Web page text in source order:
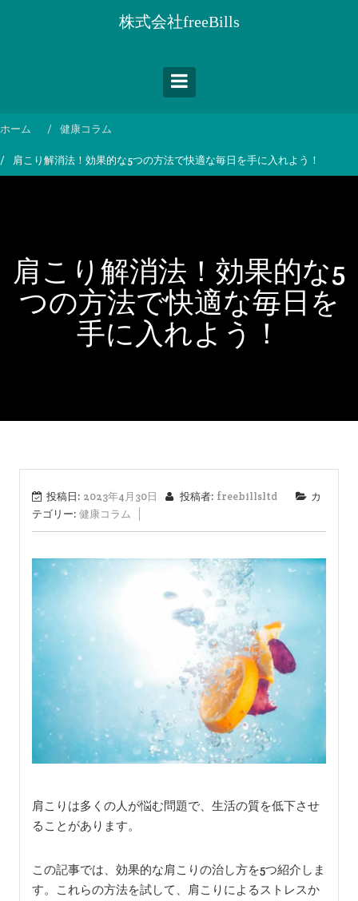
ス
ッ
株式会社freeBills
ホーム 健康コラム
肩こり解消法！効果的な5つの方法で快適な毎日を手に入れよう！
肩こり解消法！効果的な5
つの方法で快適な毎日を
手に入れよう！
投稿日: 2023年4月30日 投稿者: freebillsltd
カ
テゴリー: 健康コラム
肩こりは多くの人が悩む問題で、生活の質を低下させ
ることがあります。
この記事では、効果的な肩こりの治し方を5つ紹介しま
す。これらの方法を試して、肩こりによるストレスか